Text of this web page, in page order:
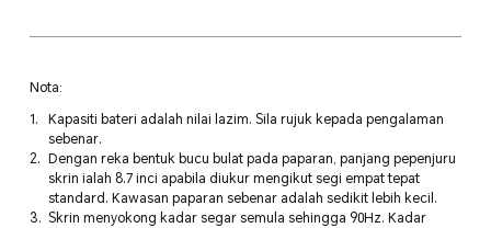
Nota:
Kapasiti bateri adalah nilai lazim. Sila rujuk kepada pengalaman
sebenar.
Dengan reka bentuk bucu bulat pada paparan, panjang pepenjuru
skrin ialah 8.7 inci apabila diukur mengikut segi empat tepat
standard. Kawasan paparan sebenar adalah sedikit lebih kecil.
Skrin menyokong kadar segar semula sehingga 90Hz. Kadar